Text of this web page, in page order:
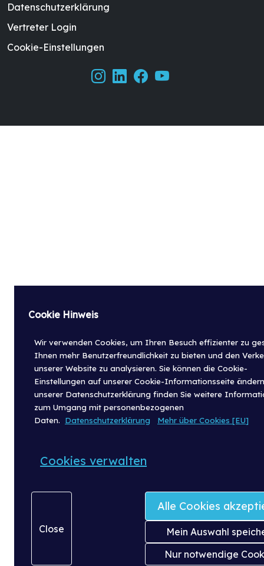
Cookie Hinweis
Wir verwenden Cookies, um Ihren Besuch effizienter zu
Ihnen mehr Benutzerfreundlichkeit zu bieten und den
unserer Website zu analysieren. Sie können die Cookie-
Einstellungen auf unserer Cookie-Informationsseite
unserer Datenschutzerklärung finden Sie weitere
zum Umgang mit personenbezogenen
Daten. Datenschutzerklärung Mehr über Cookies [EU]
Cookies verwalten
Close
Nur notwendige
Mein Auswahl
Alle Cookies
Datenschutzerklärung
Vertreter Login
Cookie-Einstellungen